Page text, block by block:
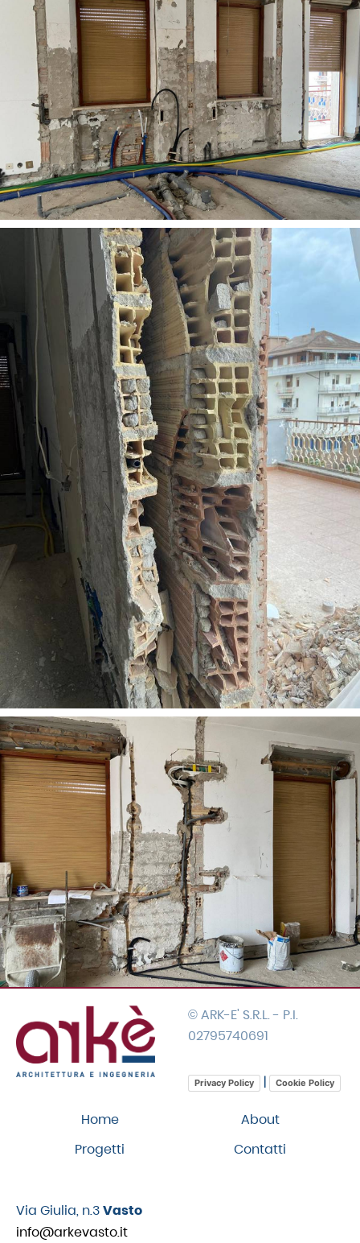
© ARK-E' S.R.L. - P.I.
02795740691
Privacy Policy | Cookie Policy
Home
About
Progetti
Contatti
Via Giulia, n.3Vasto
info@arkevasto.it